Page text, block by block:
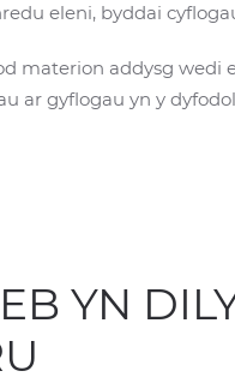
eleni, byddai
materion addysg wedi
ar gyflogau yn y
YN